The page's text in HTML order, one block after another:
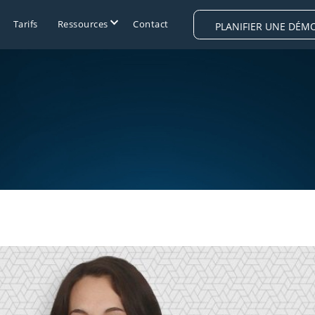
Tarifs Ressources Contact PLANIFIER UNE